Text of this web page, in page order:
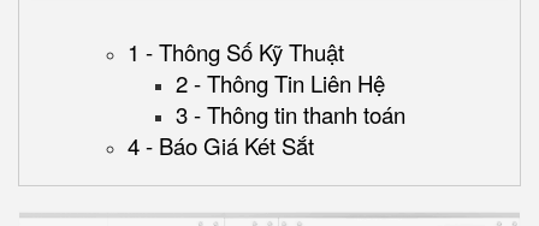
1 - Thông Số Kỹ Thuật
2 - Thông Tin Liên Hệ
3 - Thông tin thanh toán
4 - Báo Giá Két Sắt